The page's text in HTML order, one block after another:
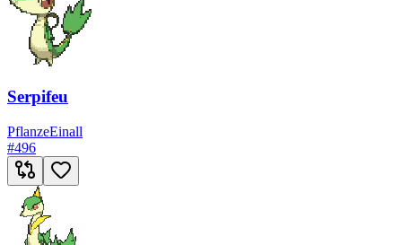
Serpifeu
PflanzeEinall
#496